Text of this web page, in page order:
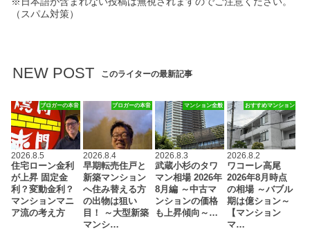
（スパム対策）
NEW POST このライターの最新記事
ブロガーの本音
2026.8.5
住宅ローン金利
が上昇 固定金
利？変動金利？
マンションマニ
ア流の考え方
ブロガーの本音
2026.8.4
早期転売住戸と
新築マンション
へ住み替える方
の出物は狙い
目！ ～大型新築
マンシ…
マンション全般
2026.8.3
武蔵小杉のタワ
マン相場 2026年
8月編 ～中古マ
ンションの価格
も上昇傾向～…
おすすめマンション
2026.8.2
ワコーレ高尾
2026年8月時点
の相場 ～バブル
期は億ション～
【マンション
マ…